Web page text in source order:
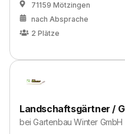
71159 Mötzingen
nach Absprache
2 Plätze
Landschaftsgärtner /
beiGartenbau Winter GmbH